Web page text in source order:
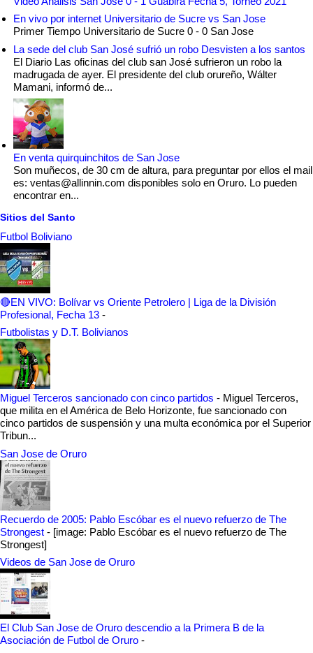
En vivo por internet Universitario de Sucre vs San Jose
Primer Tiempo Universitario de Sucre 0 - 0 San Jose
La sede del club San José sufrió un robo Desvisten a los santos
El Diario Las oficinas del club san José sufrieron un robo la
madrugada de ayer. El presidente del club orureño, Wálter
Mamani, informó de...
En venta quirquinchitos de San Jose
Son muñecos, de 30 cm de altura, para preguntar por ellos el mail
es: ventas@allinnin.com disponibles solo en Oruro. Lo pueden
encontrar en...
Sitios del Santo
Futbol Boliviano
🔴EN VIVO: Bolívar vs Oriente Petrolero | Liga de la División
Profesional, Fecha 13 -
Futbolistas y D.T. Bolivianos
Miguel Terceros sancionado con cinco partidos - Miguel Terceros,
que milita en el América de Belo Horizonte, fue sancionado con
cinco partidos de suspensión y una multa económica por el Superior
Tribun...
San Jose de Oruro
Recuerdo de 2005: Pablo Escóbar es el nuevo refuerzo de The
Strongest - [image: Pablo Escóbar es el nuevo refuerzo de The
Strongest]
Videos de San Jose de Oruro
El Club San Jose de Oruro descendio a la Primera B de la
Asociación de Futbol de Oruro -